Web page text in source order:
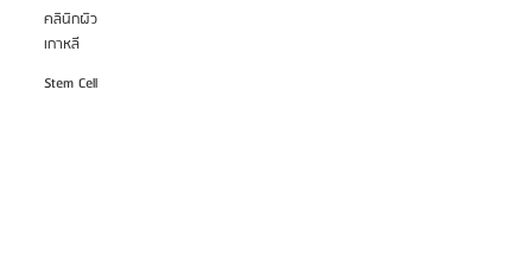
คลินิกผิว
เกาหลี
Stem Cell